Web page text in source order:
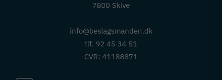
7800 Skive
info@beslagsmanden.dk
tlf. 92 45 34 51
CVR: 41188871